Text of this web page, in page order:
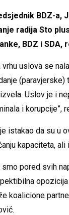
BDZ-a,
radija Sto
BDZ i SDA,
vrhu uslova se
(paravjerske)
Uslov je i
i korupcije”,
istakao da su u
kapaciteta,
smo pored svih
koalicione